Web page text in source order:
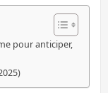
pour anticiper,